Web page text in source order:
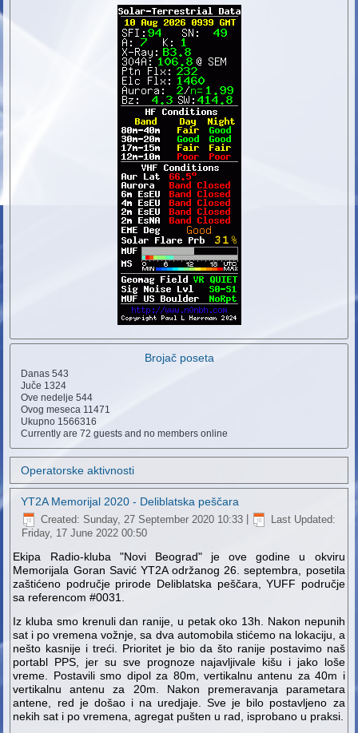
Brojač poseta
Danas543
Juče 1324
Ove nedelje544
Ovog meseca 11471
Ukupno 1566316
Currently are 72 guests and no members online
Operatorske aktivnosti
YT2A Memorijal 2020 - Deliblatska peščara
Created: Sunday, 27 September 2020 10:33
Last Updated:
Friday, 17 June 2022 00:50
Ekipa Radio-kluba "Novi Beograd" je ove godine u okviru
Memorijala Goran Savić YT2A održanog 26. septembra, posetila
zaštićeno područje prirode Deliblatska peščara, YUFF područje
sa referencom #0031.
Iz kluba smo krenuli dan ranije, u petak oko 13h. Nakon nepunih
sat i po vremena vožnje, sa dva automobila stićemo na lokaciju, a
nešto kasnije i treći. Prioritet je bio da što ranije postavimo naš
portabl PPS, jer su sve prognoze najavljivale kišu i jako loše
vreme. Postavili smo dipol za 80m, vertikalnu antenu za 40m i
vertikalnu antenu za 20m. Nakon premeravanja parametara
antene, red je došao i na uredjaje. Sve je bilo postavljeno za
nekih sat i po vremena, agregat pušten u rad, isprobano u praksi.